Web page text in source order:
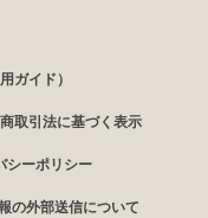
ガイド）
取引法に基づく表示
シーポリシー
の外部送信について